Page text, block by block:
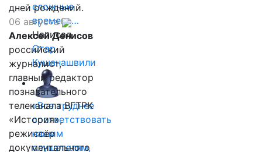
сложные
времена…
Написал
Отар
Кушанашвили
«Все труднее
соответствовать
нашим
слушателям,
дней рождений.
06 августа
Алексей Денисов
российский
журналист,
главный редактор
познавательного
телеканала ВГТРК
«История»,
режиссёр
документального